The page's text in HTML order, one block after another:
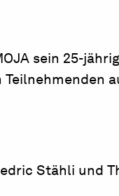
sein 25-
Stähli und